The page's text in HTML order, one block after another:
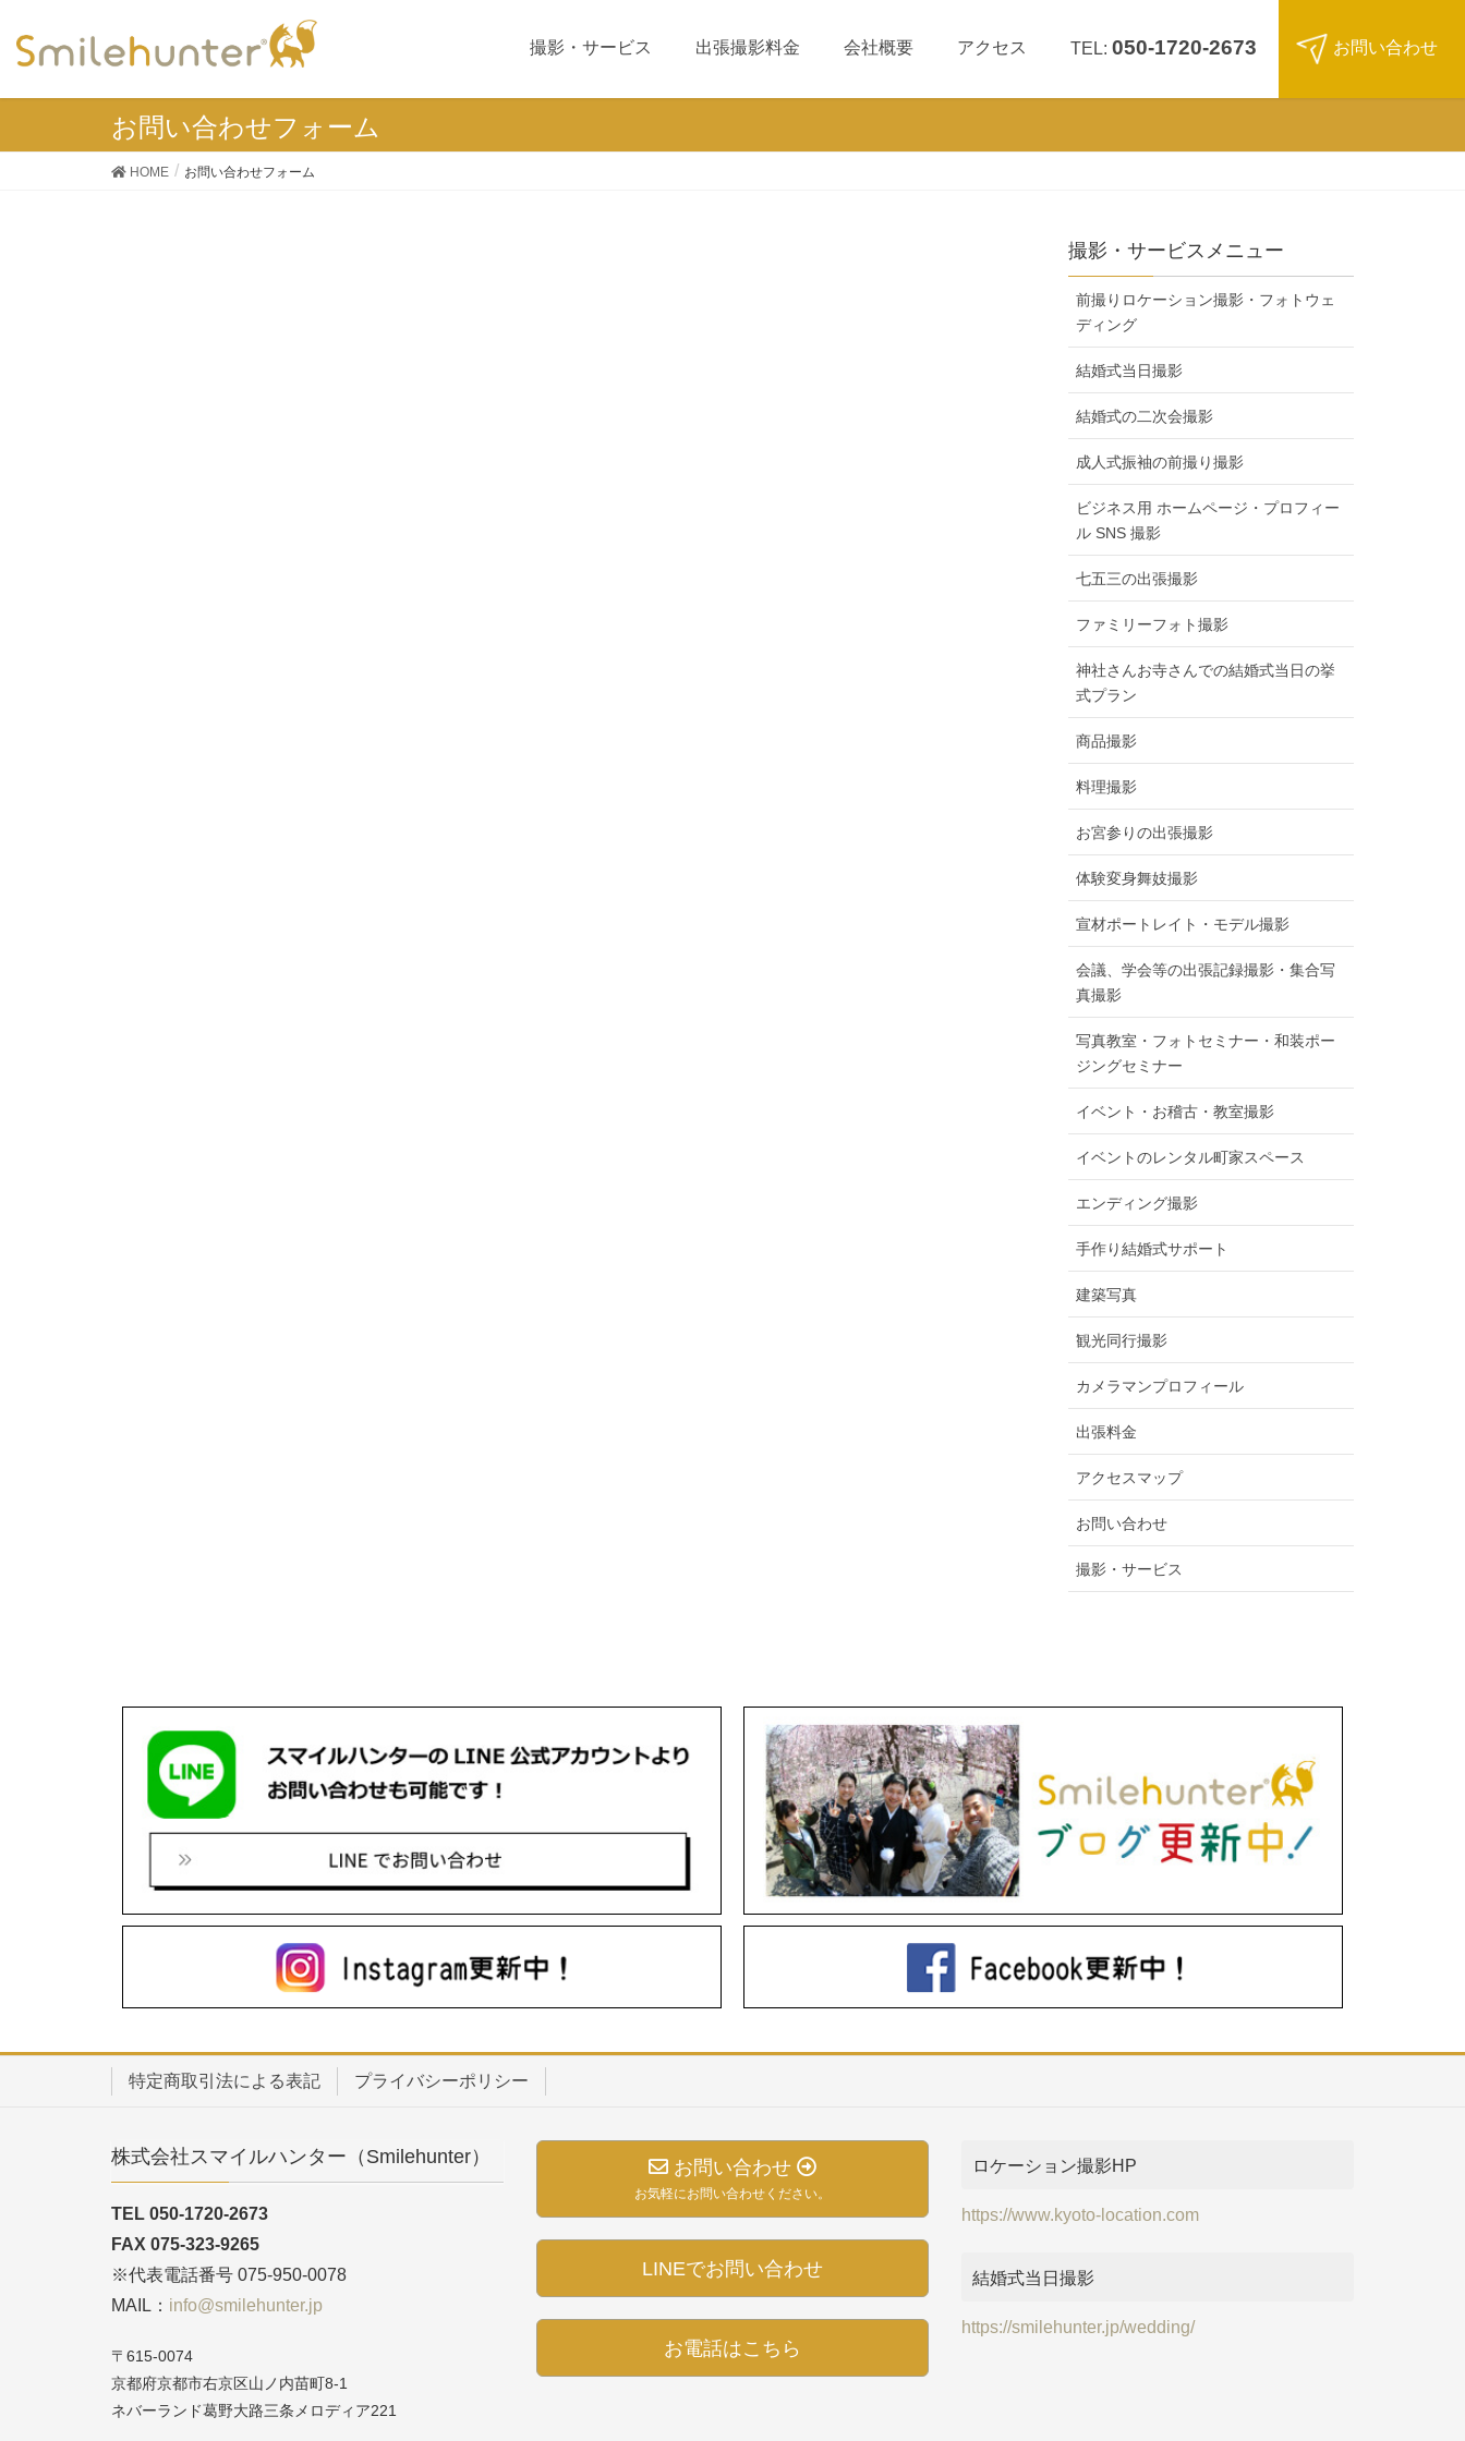
撮影・サービス 出張撮影料金 会社概要 アクセス TEL: 050-1720-2673 お問い合わせ
お問い合わせフォーム
HOME お問い合わせフォーム
撮影・サービスメニュー
前撮りロケーション撮影・フォトウェ
ディング
結婚式当日撮影
結婚式の二次会撮影
成人式振袖の前撮り撮影
ビジネス用 ホームページ・プロフィー
ル SNS 撮影
七五三の出張撮影
ファミリーフォト撮影
神社さんお寺さんでの結婚式当日の挙
式プラン
商品撮影
料理撮影
お宮参りの出張撮影
体験変身舞妓撮影
宣材ポートレイト・モデル撮影
会議、学会等の出張記録撮影・集合写
真撮影
写真教室・フォトセミナー・和装ポー
ジングセミナー
イベント・お稽古・教室撮影
イベントのレンタル町家スペース
エンディング撮影
手作り結婚式サポート
建築写真
観光同行撮影
カメラマンプロフィール
出張料金
アクセスマップ
お問い合わせ
撮影・サービス
特定商取引法による表記 プライバシーポリシー
株式会社スマイルハンター（Smilehunter）
TEL 050-1720-2673
FAX 075-323-9265
※代表電話番号 075-950-0078
MAIL： info@smilehunter.jp
〒615-0074
京都府京都市右京区山ノ内苗町8-1
ネバーランド葛野大路三条メロディア221
お問い合わせ
お気軽にお問い合わせください。
LINEでお問い合わせ
お電話はこちら
ロケーション撮影HP
https://www.kyoto-location.com
結婚式当日撮影
https://smilehunter.jp/wedding/